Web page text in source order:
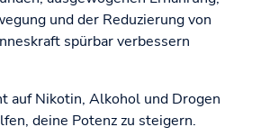
und der Reduzierung von
spürbar verbessern
auf Nikotin, Alkohol und Drogen
deine Potenz zu steigern.